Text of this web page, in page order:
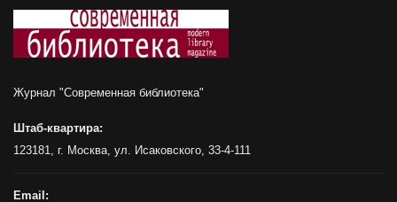
Журнал "Современная библиотека"
Штаб-квартира:
123181, г. Москва, ул. Исаковского, 33-4-111
Email: